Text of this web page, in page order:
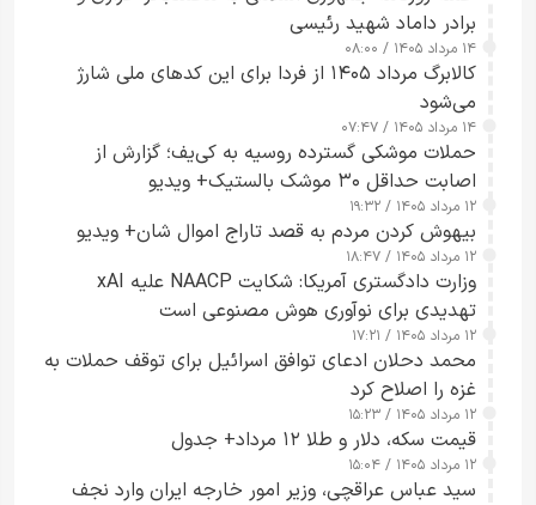
برادر داماد شهید رئیسی
۱۴ مرداد ۱۴۰۵ / ۰۸:۰۰
کالابرگ مرداد ۱۴۰۵ از فردا برای این کدهای ملی شارژ
می‌شود
۱۴ مرداد ۱۴۰۵ / ۰۷:۴۷
حملات موشکی گسترده روسیه به کی‌یف؛ گزارش از
اصابت حداقل ۳۰ موشک بالستیک+ ویدیو
۱۲ مرداد ۱۴۰۵ / ۱۹:۳۲
بیهوش کردن مردم به قصد تاراج اموال شان+ ویدیو
۱۲ مرداد ۱۴۰۵ / ۱۸:۴۷
وزارت دادگستری آمریکا: شکایت NAACP علیه xAI
تهدیدی برای نوآوری هوش مصنوعی است
۱۲ مرداد ۱۴۰۵ / ۱۷:۲۱
محمد دحلان ادعای توافق اسرائیل برای توقف حملات به
غزه را اصلاح کرد
۱۲ مرداد ۱۴۰۵ / ۱۵:۲۳
قیمت سکه، دلار و طلا ۱۲ مرداد+ جدول
۱۲ مرداد ۱۴۰۵ / ۱۵:۰۴
سید عباس عراقچی، وزیر امور خارجه ایران وارد نجف